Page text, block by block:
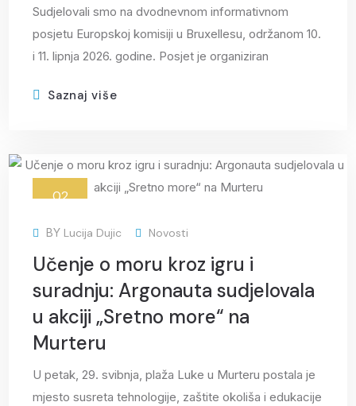
Sudjelovali smo na dvodnevnom informativnom
posjetu Europskoj komisiji u Bruxellesu, održanom 10.
i 11. lipnja 2026. godine. Posjet je organiziran
Saznaj više
02
BY Lucija Dujic Novosti
Učenje o moru kroz igru i
suradnju: Argonauta sudjelovala
u akciji „Sretno more“ na
Murteru
U petak, 29. svibnja, plaža Luke u Murteru postala je
mjesto susreta tehnologije, zaštite okoliša i edukacije